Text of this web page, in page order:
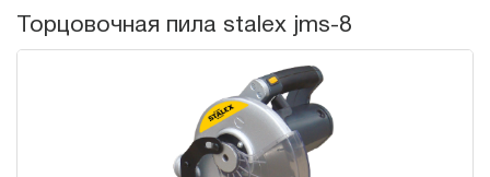
Торцовочная пила stalex jms-8